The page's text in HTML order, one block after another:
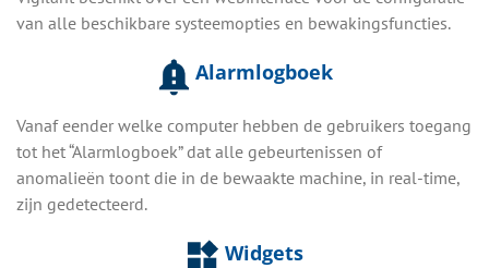
van alle beschikbare systeemopties en bewakingsfuncties.
Alarmlogboek
Vanaf eender welke computer hebben de gebruikers toegang
tot het “Alarmlogboek” dat alle gebeurtenissen of
anomalieën toont die in de bewaakte machine, in real-time,
zijn gedetecteerd.
Widgets